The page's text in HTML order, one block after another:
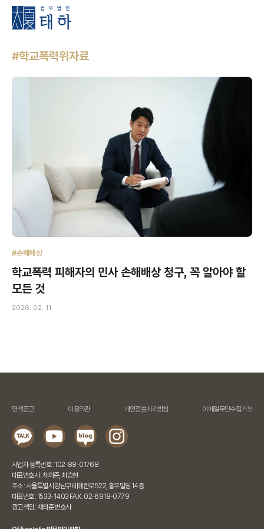
#학교폭력위자료
#손해배상
학교폭력 피해자의 민사 손해배상 청구, 꼭 알아야 할
모든 것
2026. 02. 11
면책공고 이용약관 개인정보처리방침 이메일무단수집거부
사업자 등록번호 : 102-88-01768
대표변호사 : 채의준, 최승현
주소 : 서울특별시 강남구 테헤란로 522, 홍우빌딩 14층
대표번호 : 1533-1403 FAX : 02-6918-0779
광고책임 : 채의준 변호사